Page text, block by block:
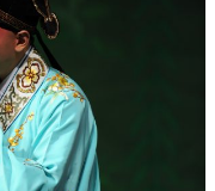
U
S
S
O
R
G
S
K